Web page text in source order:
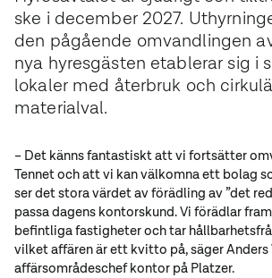
ske i december 2027.
den pågående omvandlingen
nya hyresgästen etablerar sig i
lokaler med återbruk och
materialval.
– Det känns fantastiskt att vi fortsätter
Tennet och att vi kan välkomna ett bolag
ser det stora värdet av förädling av ”det
passa dagens kontorskund. Vi förädlar
befintliga fastigheter och tar
vilket affären är ett kvitto på, säger
affärsområdeschef kontor på Platzer.